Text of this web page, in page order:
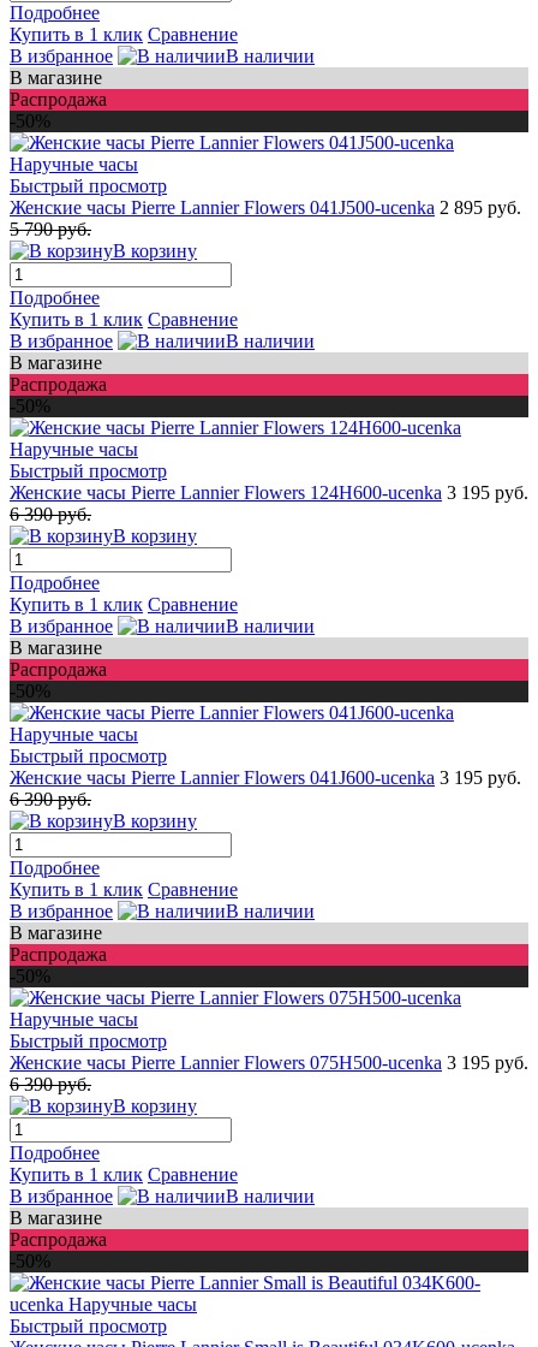
Подробнее
Купить в 1 клик Сравнение
В избранное
В наличии
В магазине
Распродажа
-50%
Быстрый просмотр
Женские часы Pierre Lannier Flowers 041J500-ucenka 2 895 руб.
5 790 руб.
В корзину
Подробнее
Купить в 1 клик Сравнение
В избранное
В наличии
В магазине
Распродажа
-50%
Быстрый просмотр
Женские часы Pierre Lannier Flowers 124H600-ucenka 3 195 руб.
6 390 руб.
В корзину
Подробнее
Купить в 1 клик Сравнение
В избранное
В наличии
В магазине
Распродажа
-50%
Быстрый просмотр
Женские часы Pierre Lannier Flowers 041J600-ucenka 3 195 руб.
6 390 руб.
В корзину
Подробнее
Купить в 1 клик Сравнение
В избранное
В наличии
В магазине
Распродажа
-50%
Быстрый просмотр
Женские часы Pierre Lannier Flowers 075H500-ucenka 3 195 руб.
6 390 руб.
В корзину
Подробнее
Купить в 1 клик Сравнение
В избранное
В наличии
В магазине
Распродажа
-50%
Быстрый просмотр